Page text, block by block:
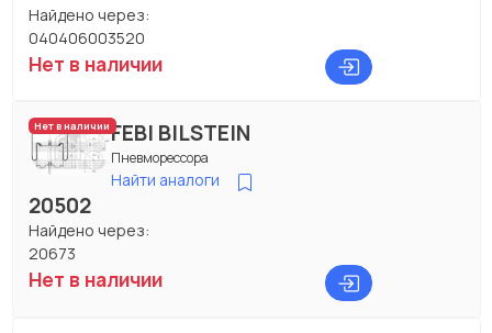
Найдено через:
040406003520
Нет в наличии
Нет в наличииFEBI BILSTEIN
Пневморессора
Найти аналоги
20502
Найдено через:
20673
Нет в наличии